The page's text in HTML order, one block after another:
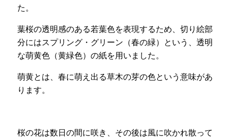
た。
葉桜の透明感のある若葉色を表現するため、切り絵部
分にはスプリング・グリーン（春の緑）という、透明
な萌黄色（黄緑色）の紙を用いました。
萌黄とは、春に萌え出る草木の芽の色という意味があ
ります。
桜の花は数日の間に咲き、その後は風に吹かれ散って